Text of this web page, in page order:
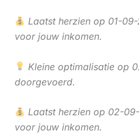
Laatst herzien op 01-
voor jouw inkomen.
Kleine optimalisatie op
doorgevoerd.
Laatst herzien op 02-
voor jouw inkomen.